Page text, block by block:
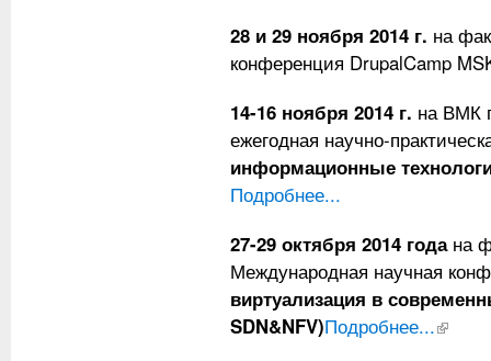
28 и 29 ноября 2014 г. на
конференция DrupalCamp
14-16 ноября 2014 г. на ВМК
ежегодная научно-
информационные
Подробнее...
27-29 октября 2014 годана
Международная научная
виртуализация в
SDN&NFV)Подробнее...